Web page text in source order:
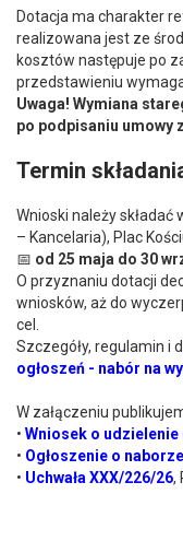
Dotacja ma charakter
realizowana jest ze
kosztów następuje po
przedstawieniu
Uwaga! Wymiana
po podpisaniu umowy
Termin
Wnioski należy składać
– Kancelaria), Plac
📅 od 25 maja do 30
O przyznaniu dotacji
wniosków, aż do
cel.
Szczegóły, regulamin i
ogłoszeń - nabór na
W załączeniu
• Wniosek o
• Ogłoszenie o naborze
• Uchwała XXX/226/26,